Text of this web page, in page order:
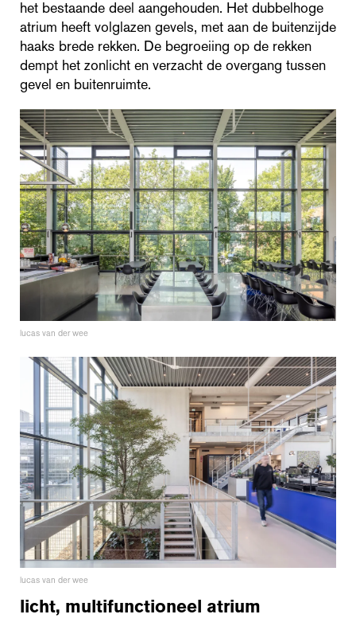
het bestaande deel aangehouden. Het dubbelhoge
atrium heeft volglazen gevels, met aan de buitenzijde
haaks brede rekken. De begroeiing op de rekken
dempt het zonlicht en verzacht de overgang tussen
gevel en buitenruimte.
lucas van der wee
lucas van der wee
licht, multifunctioneel atrium